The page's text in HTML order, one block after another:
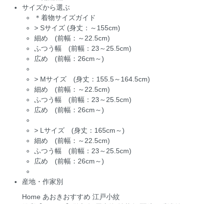
サイズから選ぶ
＊着物サイズガイド
> Sサイズ (身丈：～155cm)
細め (前幅：～22.5cm)
ふつう幅 (前幅：23～25.5cm)
広め (前幅：26cm～)
> Mサイズ (身丈：155.5～164.5cm)
細め (前幅：～22.5cm)
ふつう幅 (前幅：23～25.5cm)
広め (前幅：26cm～)
> Lサイズ (身丈：165cm～)
細め (前幅：～22.5cm)
ふつう幅 (前幅：23～25.5cm)
広め (前幅：26cm～)
産地・作家別
Home あおきおすすめ 江戸小紋